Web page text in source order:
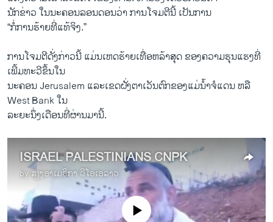
ນັກຂ່າວ ໃນນະຄອນລອນດອນວ່າ ການໂຈມຕີນີ້ ເປັນການ
“ກໍ່ການຮ້າຍທີ່ແທ້ຈິງ.”
ການໂຈມຕີດັ່ງກ່າວນີ້ ແມ່ນເຫດຮ້າຍເທື່ອຫລ້າສຸດ ຂອງຄວາມຮຸນແຮງທີ່
ເພີ້ມທະວີຂຶ້ນໃນ
ນະຄອນ Jerusalem ແລະເຂດຝັ່ງຕາເວັນຕົກຂອງແມ່ນ້ຳຈໍແດນ ຫລື
West Bank ໃນ
ລະຍະນຶ່ງເດືອນທີ່ຜ່ານມານີ້.
ISRAEL PALESTINIANS CNPK
byສຽງອາເມຣິກາ ວີໂອເອລາວ
No media source currently available